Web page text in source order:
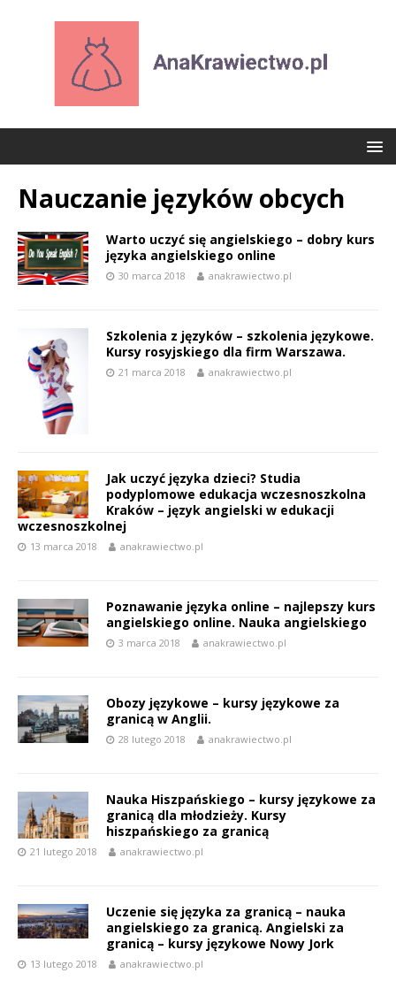
Nauczanie języków obcych
Warto uczyć się angielskiego – dobry kurs
języka angielskiego online
30 marca 2018 anakrawiectwo.pl
Szkolenia z języków – szkolenia językowe.
Kursy rosyjskiego dla firm Warszawa.
21 marca 2018 anakrawiectwo.pl
Jak uczyć języka dzieci? Studia
podyplomowe edukacja wczesnoszkolna
Kraków – język angielski w edukacji
wczesnoszkolnej
13 marca 2018 anakrawiectwo.pl
Poznawanie języka online – najlepszy kurs
angielskiego online. Nauka angielskiego
3 marca 2018 anakrawiectwo.pl
Obozy językowe – kursy językowe za
granicą w Anglii.
28 lutego 2018 anakrawiectwo.pl
Nauka Hiszpańskiego – kursy językowe za
granicą dla młodzieży. Kursy
hiszpańskiego za granicą
21 lutego 2018 anakrawiectwo.pl
Uczenie się języka za granicą – nauka
angielskiego za granicą. Angielski za
granicą – kursy językowe Nowy Jork
13 lutego 2018 anakrawiectwo.pl